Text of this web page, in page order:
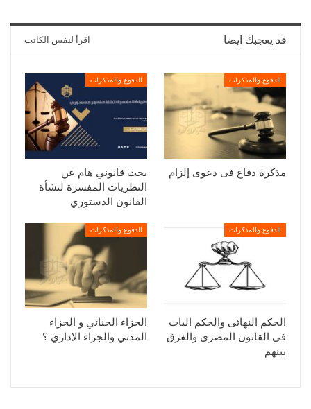
قد يعجبك ايضا اقرأ لنفس الكاتب
الدفوع والمذكرات
مذكرة دفاع فى دعوى إلزام
الدفوع والمذكرات
بحث قانوني هام عن
النظريات المفسرة لنشأة
القانون الدستوري
الدفوع والمذكرات
الحكم النهائى والحكم البات
فى القانون المصرى والفرق
بينهم
الدفوع والمذكرات
الجزاء الجنائي و الجزاء
المدني والجزاء الإداري ؟